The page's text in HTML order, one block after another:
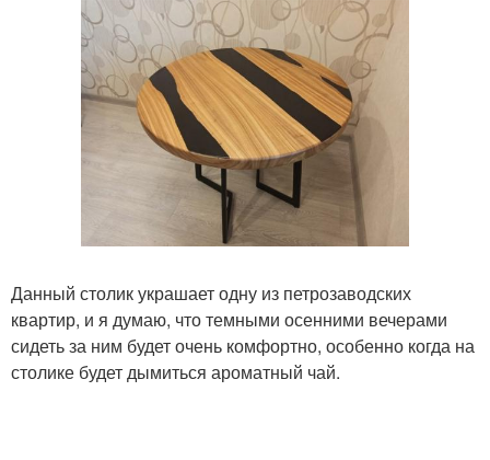
Данный столик украшает одну из петрозаводских
квартир, и я думаю, что темными осенними вечерами
сидеть за ним будет очень комфортно, особенно когда на
столике будет дымиться ароматный чай.